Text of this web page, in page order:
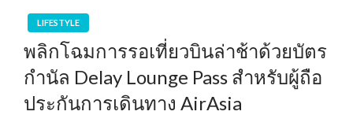
LIFESTYLE
พลิกโฉมการรอเที่ยวบินล่าช้าด้วยบัตร
กำนัล Delay Lounge Pass สำหรับผู้ถือ
ประกันการเดินทาง AirAsia